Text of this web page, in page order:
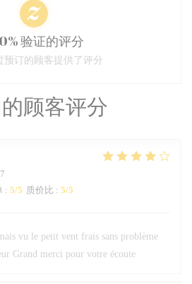
顾客评分
: 5/5 质价比 : 5/5
vu le petit vent frais sans problème
Grand merci pour votre écoute
验证的评分
预订的顾客提供了评分